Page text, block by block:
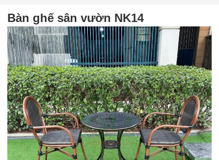
Bàn ghế sân vườn NK14